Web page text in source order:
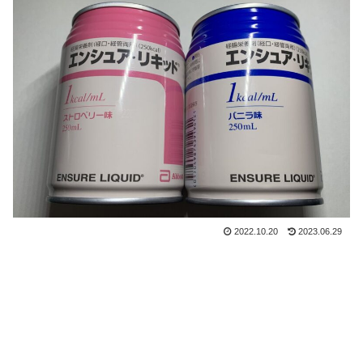
2022.10.20 2023.06.29